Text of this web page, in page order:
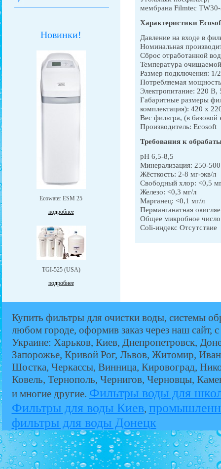
Новинки!
Ecowater ESM 25
подробнее
TGI-525 (USA)
подробнее
мембрана Filmtec
Характеристики
Давление на входе в
Номинальная
Сброс отработанной
Температура
Размер подключения: 1/
Потребляемая
Электропитание: 220 В,
Габаритные размеры
комплектация): 420 x
Вес фильтра, (в базовой
Производитель: Ecosoft
Требования к
pH 6,5-8,5
Минерализация: 250-
Жёсткость: 2-8 мг-экв/л
Свободный хлор: <0,5
Железо: <0,3 мг/л
Марганец: <0,1 мг/л
Перманганатная
Общее микробное
Coli-индекс Отсутствие
Купить фильтры для очистки воды, системы
любом городе, оформив заказ через наш сайт,
Украине: Харьков, Киев, Днепропетровск,
Запорожье, Кривой Рог, Львов, Житомир,
Шостка, Черкассы, Винница, Кировоград,
Ковель, Тернополь, Чернигов, Черновцы,
и многие другие. Фильтры воды для
Фильтры для воды Киев,
фильтры для воды Донецк